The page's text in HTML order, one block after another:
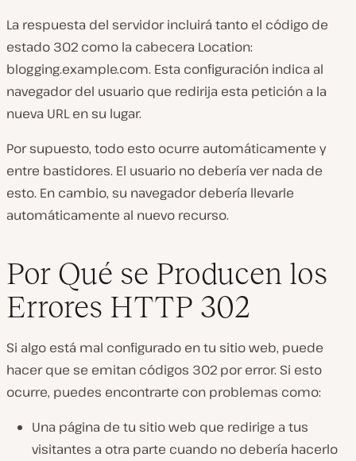
La respuesta del servidor incluirá tanto el código de
estado 302 como la cabecera Location:
blogging.example.com. Esta configuración indica al
navegador del usuario que redirija esta petición a la
nueva URL en su lugar.
Por supuesto, todo esto ocurre automáticamente y
entre bastidores. El usuario no debería ver nada de
esto. En cambio, su navegador debería llevarle
automáticamente al nuevo recurso.
Por Qué se Producen los
Errores HTTP 302
Si algo está mal configurado en tu sitio web, puede
hacer que se emitan códigos 302 por error. Si esto
ocurre, puedes encontrarte con problemas como:
Una página de tu sitio web que redirige a tus
visitantes a otra parte cuando no debería hacerlo